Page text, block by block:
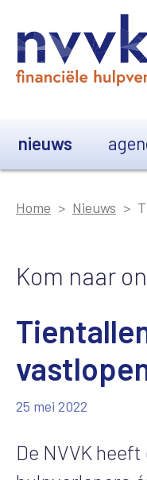
nieuws
Home Nieuws
Kom naar
25 mei 2022
De NVVK